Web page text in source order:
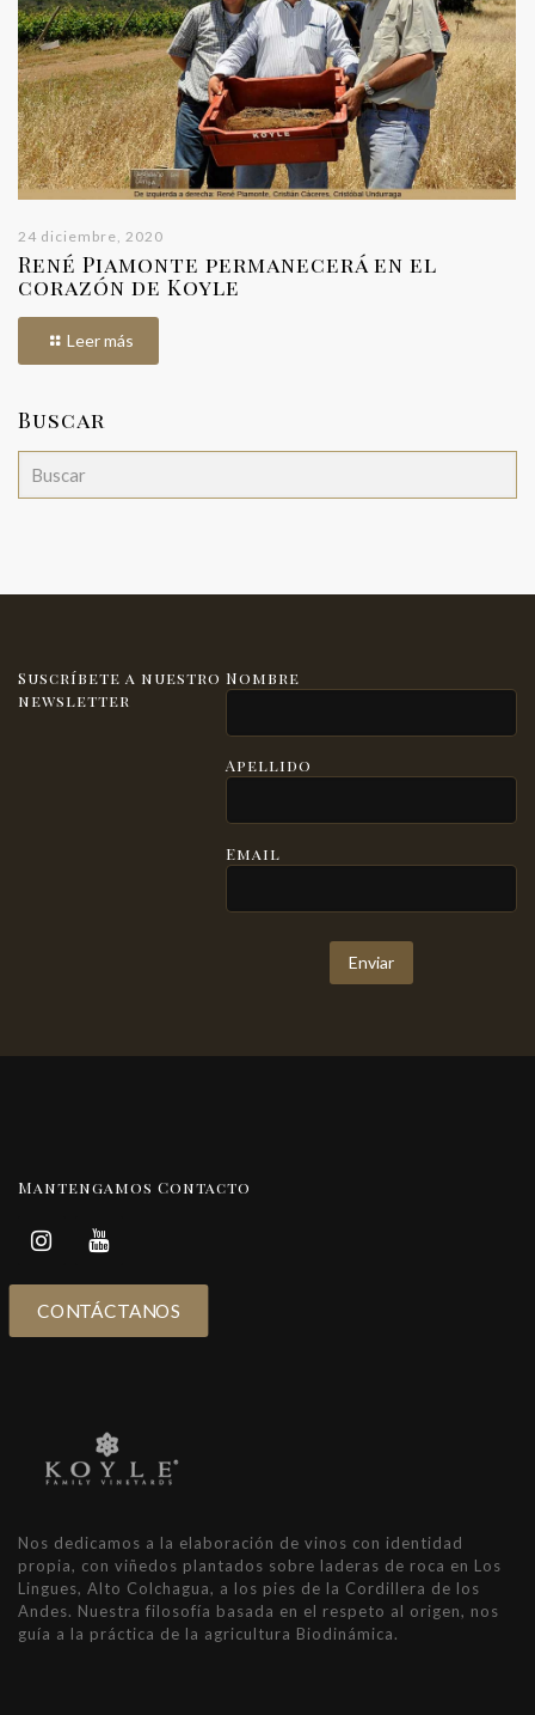
24 diciembre, 2020
René Piamonte permanecerá en el
corazón de Koyle
Leer más
Buscar
Suscríbete a nuestro
newsletter
Nombre
Apellido
Email
Enviar
Mantengamos Contacto
CONTÁCTANOS
Nos dedicamos a la elaboración de vinos con identidad
propia, con viñedos plantados sobre laderas de roca en Los
Lingues, Alto Colchagua, a los pies de la Cordillera de los
Andes. Nuestra filosofía basada en el respeto al origen, nos
guía a la práctica de la agricultura Biodinámica.